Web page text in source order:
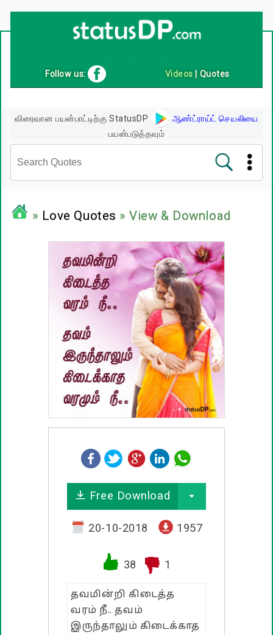
Follow us: Videos Quotes
விரைவான பயன்பாட்டிற்கு StatusDP
ஆண்ட்ராய்ட் செயலியை
பயன்படுத்தவும்
பழமொழிகள்
ஊக்கம் / உத்வேக பொன்மொழிகள்
காதல் பொன்மொழிகள்
மகிழ்ச்சி பொன்மொழிகள்
பொதுவான பொன்மொழிகள்
கடவுள் பொன்மொழிகள்
பண்டிகை வாழ்த்துக்கள்
» Love Quotes » View & Download
Free Download
20-10-2018 1957
38 1
தவமின்றி கிடைத்த
வரம் நீ.. தவம்
இருந்தாலும் கிடைக்காத